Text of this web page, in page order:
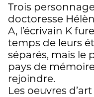
Trois
doctoresse
A, l’écrivain K
temps de leurs
séparés, mais le
pays de
rejoindre.
Les oeuvres